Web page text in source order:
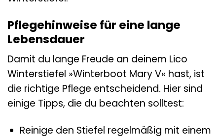
Pflegehinweise für eine lange
Lebensdauer
Damit du lange Freude an deinem Lico
Winterstiefel »Winterboot Mary V« hast, ist
die richtige Pflege entscheidend. Hier sind
einige Tipps, die du beachten solltest:
Reinige den Stiefel regelmäßig mit einem